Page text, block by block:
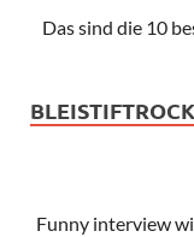
Das sind die 10
Funny interview